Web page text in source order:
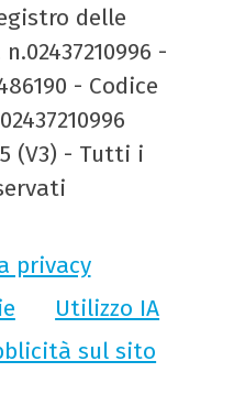
delle
-
- Codice
(V3) - Tutti i
privacy
Utilizzo IA
sul sito